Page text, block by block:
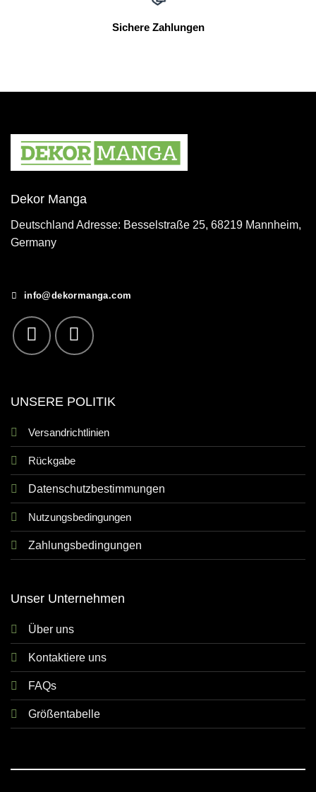
Sichere Zahlungen
Dekor Manga
Deutschland Adresse: Besselstraße 25, 68219 Mannheim,
Germany
info@dekormanga.com
UNSERE POLITIK
Versandrichtlinien
Rückgabe
Datenschutzbestimmungen
Nutzungsbedingungen
Zahlungsbedingungen
Unser Unternehmen
Über uns
Kontaktiere uns
FAQs
Größentabelle